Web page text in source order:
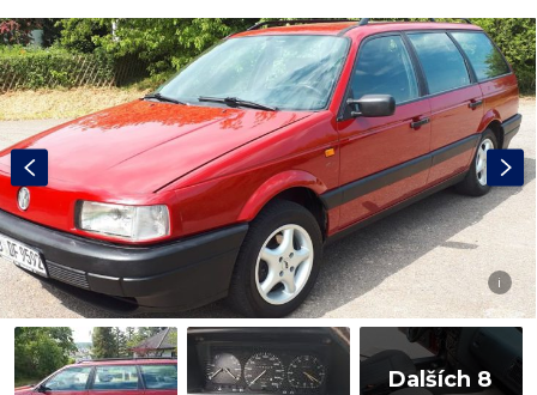
i
Dalších 8